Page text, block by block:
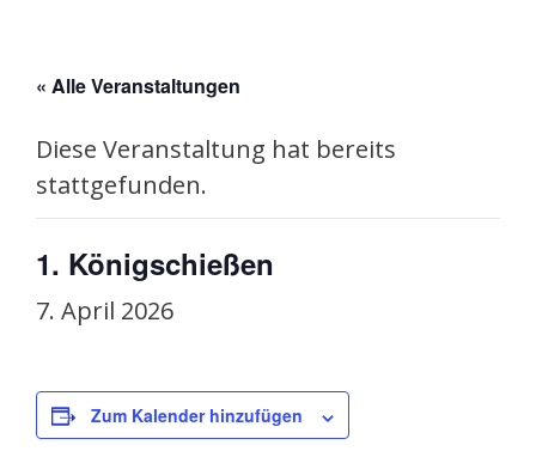
« Alle Veranstaltungen
Diese Veranstaltung hat bereits
stattgefunden.
1. Königschießen
7. April 2026
Zum Kalender hinzufügen